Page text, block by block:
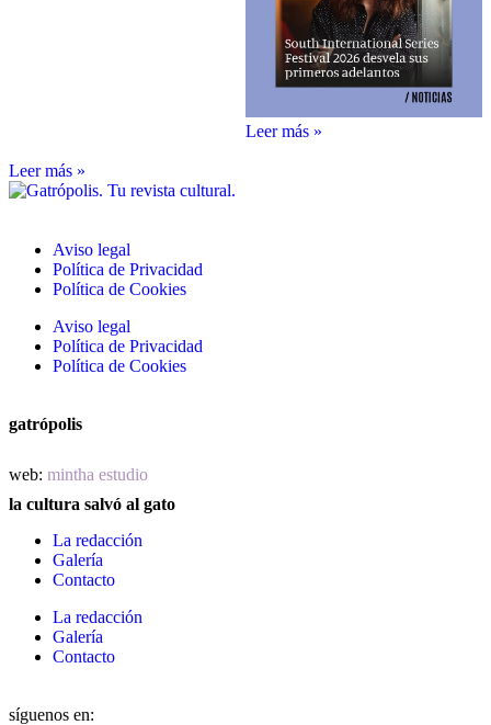
Leer más »
Leer más »
Aviso legal
Política de Privacidad
Política de Cookies
Aviso legal
Política de Privacidad
Política de Cookies
gatrópolis
web: mintha estudio
la cultura salvó al gato
La redacción
Galería
Contacto
La redacción
Galería
Contacto
síguenos en: